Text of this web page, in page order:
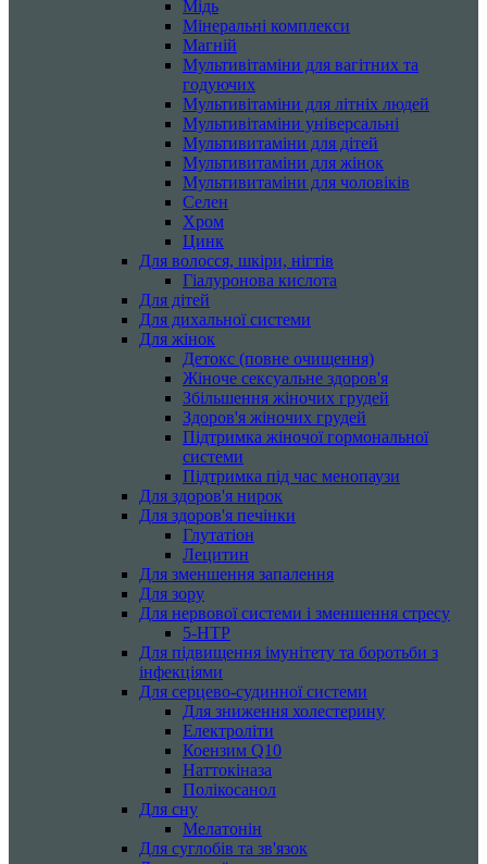
Мідь
Мінеральні комплекси
Магній
Мультивітаміни для вагітних та
годуючих
Мультивітаміни для літніх людей
Мультивітаміни універсальні
Мультивитаміни для дітей
Мультивитаміни для жінок
Мультивитаміни для чоловіків
Селен
Хром
Цинк
Для волосся, шкіри, нігтів
Гіалуронова кислота
Для дітей
Для дихальної системи
Для жінок
Детокс (повне очищення)
Жіноче сексуальне здоров'я
Збільшення жіночих грудей
Здоров'я жіночих грудей
Підтримка жіночої гормональної
системи
Підтримка під час менопаузи
Для здоров'я нирок
Для здоров'я печінки
Глутатіон
Лецитин
Для зменшення запалення
Для зору
Для нервової системи і зменшення стресу
5-HTP
Для підвищення імунітету та боротьби з
інфекціями
Для серцево-судинної системи
Для зниження холестерину
Електроліти
Коензим Q10
Наттокіназа
Полікосанол
Для сну
Мелатонін
Для суглобів та зв'язок